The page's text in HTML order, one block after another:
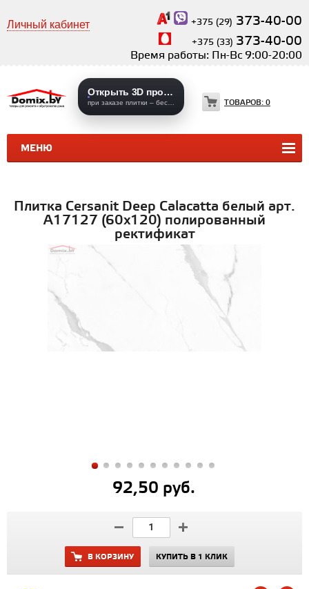
Личный кабинет +375 (29) 373-40-00
+375 (33) 373-40-00
Время работы: Пн-Вс 9:00-20:00
МЕНЮ
Открыть 3D проекты
ТОВАРОВ: 0
КЕРАМИЧЕСКАЯ ПЛИТКА
Плитка Cersanit Deep Calacatta белый арт.
A17127 (60x120) полированный
ректификат
92,50 руб.
В КОРЗИНУ КУПИТЬ В 1 КЛИК